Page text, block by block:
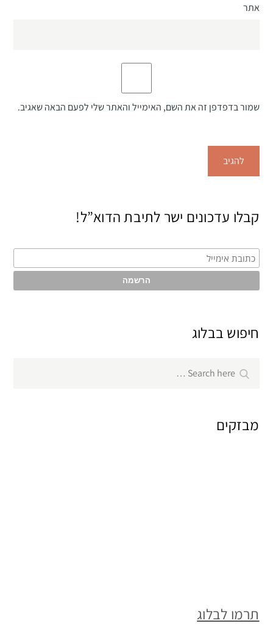
אתר
שמור בדפדפן זה את השם, האימייל והאתר שלי לפעם הבאה שאגיב.
קבלו עדכונים ישר לתיבת הדוא”ל!
חיפוש בבלוג
for:
Search
מבזקים
תרמו לבלוג